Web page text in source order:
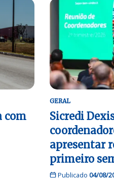
com
GERAL
Sicredi
apresentar
primeiro
Publicado 04/08/